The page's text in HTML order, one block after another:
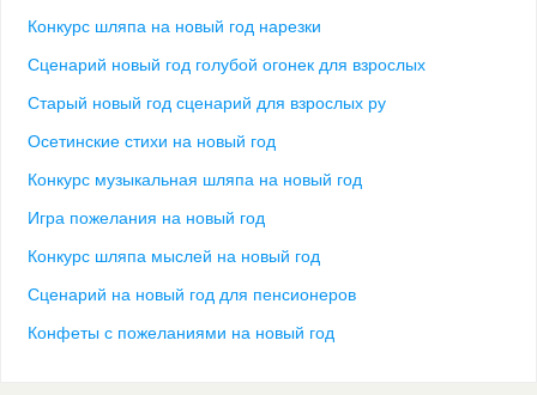
Конкурс шляпа на новый год нарезки
Сценарий новый год голубой огонек для взрослых
Старый новый год сценарий для взрослых ру
Осетинские стихи на новый год
Конкурс музыкальная шляпа на новый год
Игра пожелания на новый год
Конкурс шляпа мыслей на новый год
Сценарий на новый год для пенсионеров
Конфеты с пожеланиями на новый год